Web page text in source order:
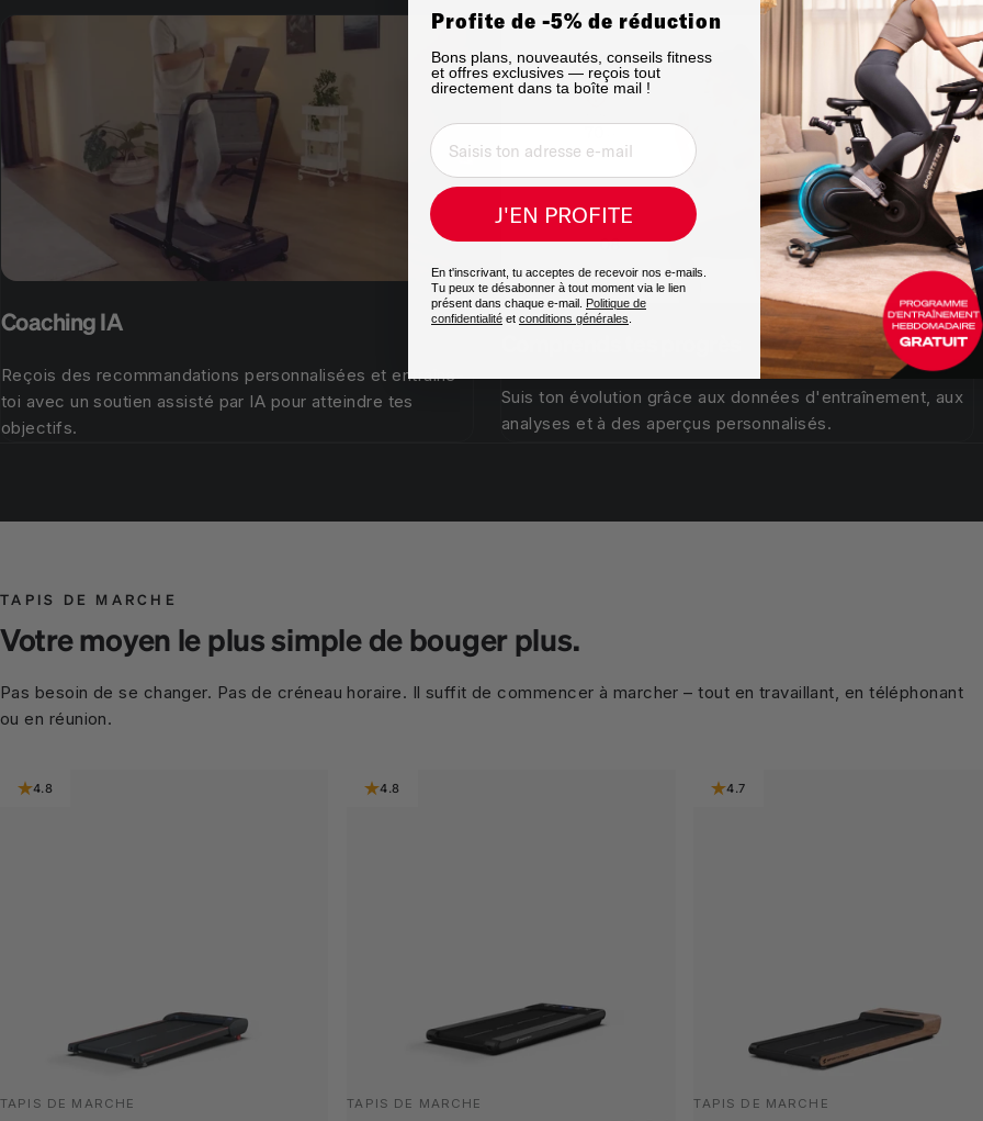
Coaching IA
Reçois des recommandations personnalisées et entraîne-
toi avec un soutien assisté par IA pour atteindre tes
objectifs.
Suis ton évolution grâce aux données d'entraînement, aux
analyses et à des aperçus personnalisés.
TAPIS DE MARCHE
Votre moyen le plus simple de bouger plus.
Pas besoin de se changer. Pas de créneau horaire. Il suffit de commencer à marcher – tout en travaillant, en téléphonant
ou en réunion.
4.8
TAPIS DE MARCHE
4.8
TAPIS DE MARCHE
4.7
TAPIS DE MARCHE
Profite de -5% de réduction
Bons plans, nouveautés, conseils fitness
et offres exclusives — reçois tout
directement dans ta boîte mail !
J'EN PROFITE
En t'inscrivant, tu acceptes de recevoir nos e-mails.
Tu peux te désabonner à tout moment via le lien
présent dans chaque e-mail. Politique de
confidentialité et conditions générales